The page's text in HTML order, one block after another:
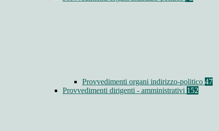
Provvedimenti organi indirizzo-politico 47
Provvedimenti dirigenti - amministrativi 152